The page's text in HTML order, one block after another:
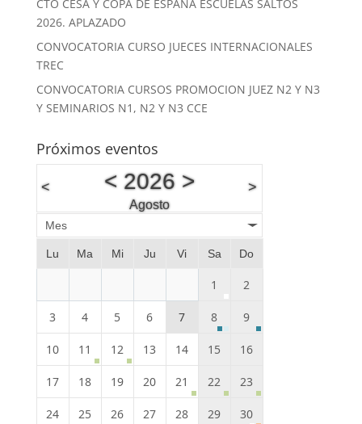
CTO CESA Y COPA DE ESPAÑA ESCUELAS SALTOS
2026. APLAZADO
CONVOCATORIA CURSO JUECES INTERNACIONALES
TREC
CONVOCATORIA CURSOS PROMOCION JUEZ N2 Y N3
Y SEMINARIOS N1, N2 Y N3 CCE
Próximos eventos
< < 2026>
Agosto
>
Mes
Lu Ma Mi Ju Vi Sa Do
1 2
3 4 5 6 7 8 9
10 11 12 13 14 15 16
17 18 19 20 21 22 23
24 25 26 27 28 29 30